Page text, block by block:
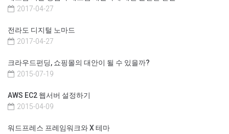
2017-04-27
전라도 디지털 노마드
2017-04-27
크라우드펀딩, 쇼핑몰의 대안이 될 수 있을까?
2015-07-19
AWS EC2 웹서버 설정하기
2015-04-09
워드프레스 프레임워크와 X 테마